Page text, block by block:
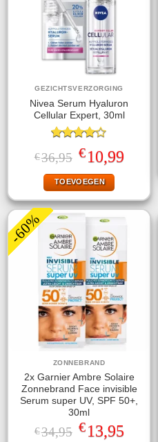
GEZICHTSVERZORGING
Nivea Serum Hyaluron
Cellular Expert, 30ml
Gewaardeerd
4.00uit
€36,95 Oorspronkelijke
prijs
was:
€36,95.
€10,99Huidige
prijs
TOEVOEGEN
-60%
ZONNEBRAND
2x Garnier Ambre Solaire
Zonnebrand Face invisible
Serum super UV, SPF 50+,
30ml
€34,95 Oorspronkelijke
prijs
€13,95Huidige
prijs